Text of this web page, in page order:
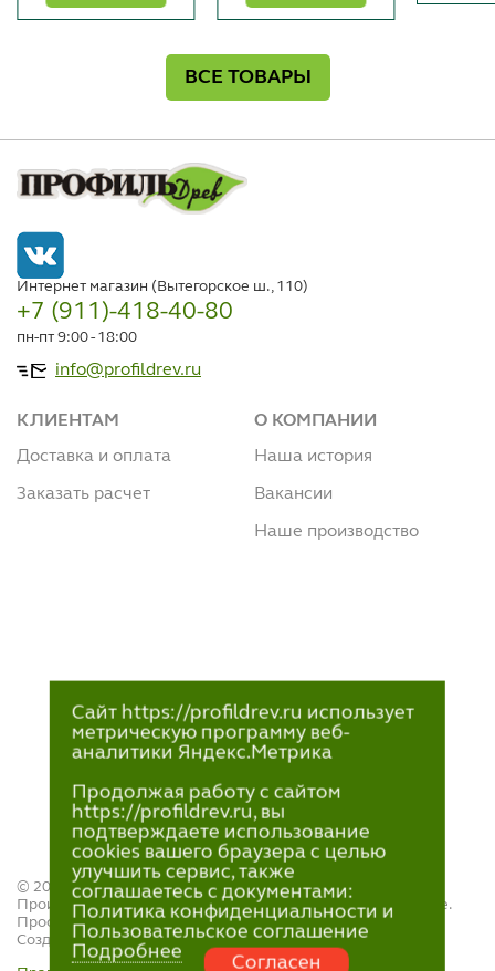
ВСЕ ТОВАРЫ
Интернет магазин (Вытегорское ш., 110)
+7 (911)-418-40-80
пн-пт 9:00 - 18:00
info@profildrev.ru
КЛИЕНТАМ
Доставка и оплата
Заказать расчет
О КОМПАНИИ
Наша история
Вакансии
Наше производство
© 2021—2023
Производство и продажа пиломатериалов в Петрозаводске.
ПрофильДрев.
Создание и поддержка сайта — «Артлекс»
Сайт https://profildrev.ru использует
метрическую программу веб-
аналитики Яндекс.Метрика
Продолжая работу с сайтом
https://profildrev.ru, вы
подтверждаете использование
cookies вашего браузера с целью
улучшить сервис, также
соглашаетесь с документами:
Политика конфиденциальности и
Пользовательское соглашение
Подробнее
Согласен